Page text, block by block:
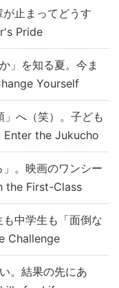
が止まってどうす
Pride
」を知る夏。今ま
Yourself
」へ（笑）。子ども
Enter the Jukucho
。映画のワンシー
the First-Class
中学生も「面倒な
Challenge
。結果の先にあ